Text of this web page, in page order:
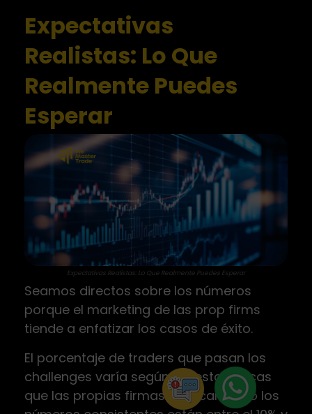
Expectativas
Realistas: Lo Que
Realmente Puedes
Esperar
Expectativas Realistas: Lo Que Realmente Puedes Esperar
Seamos directos sobre los números
porque el marketing de las prop firms
tiende a enfatizar los casos de éxito.
El porcentaje de traders que pasan los
challenges varía según las estadísticas
que las propias firmas publican, pero los